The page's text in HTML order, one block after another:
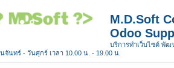
M.D.Soft
Odoo
บริการทำเว็บไซต์ พัฒ
จันทร์ - วันศุกร์ เวลา 10.00 น. - 19.00 น.